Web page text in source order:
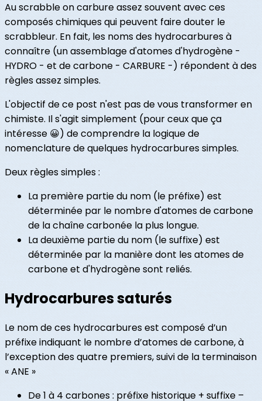
Au scrabble on carbure assez souvent avec ces
composés chimiques qui peuvent faire douter le
scrabbleur. En fait, les noms des hydrocarbures à
connaître (un assemblage d'atomes d'hydrogène -
HYDRO - et de carbone - CARBURE -) répondent à des
règles assez simples.
L'objectif de ce post n'est pas de vous transformer en
chimiste. Il s'agit simplement (pour ceux que ça
intéresse 😀) de comprendre la logique de
nomenclature de quelques hydrocarbures simples.
Deux règles simples :
La première partie du nom (le préfixe) est
déterminée par le nombre d'atomes de carbone
de la chaîne carbonée la plus longue.
La deuxième partie du nom (le suffixe) est
déterminée par la manière dont les atomes de
carbone et d'hydrogène sont reliés.
Hydrocarbures saturés
Le nom de ces hydrocarbures est composé d’un
préfixe indiquant le nombre d’atomes de carbone, à
l’exception des quatre premiers, suivi de la terminaison
« ANE »
De 1 à 4 carbones : préfixe historique + suffixe –